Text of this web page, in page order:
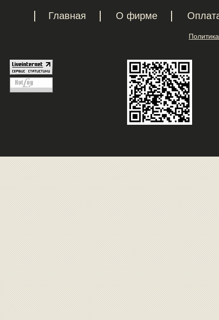
Главная О фирме